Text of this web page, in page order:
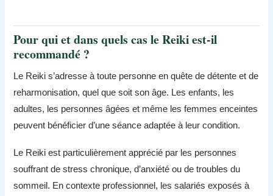
Pour qui et dans quels cas le Reiki est-il
recommandé ?
Le Reiki s’adresse à toute personne en quête de détente et de
reharmonisation, quel que soit son âge. Les enfants, les
adultes, les personnes âgées et même les femmes enceintes
peuvent bénéficier d’une séance adaptée à leur condition.
Le Reiki est particulièrement apprécié par les personnes
souffrant de stress chronique, d’anxiété ou de troubles du
sommeil. En contexte professionnel, les salariés exposés à